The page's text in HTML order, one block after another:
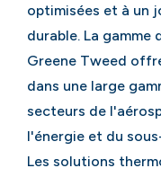
optimisées et à un
durable. La
Greene Tweed
dans une large
secteurs de
l'énergie et du
Les solutions